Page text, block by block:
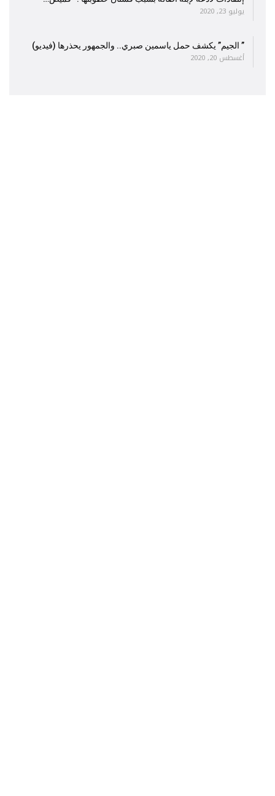
يوليو 23, 2020
” الجيم” يكشف حمل ياسمين صبري.. والجمهور يحذرها (فيديو)
أغسطس 20, 2020